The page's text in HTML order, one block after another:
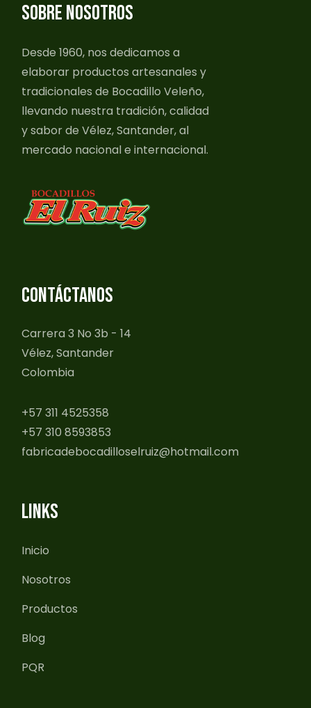
SOBRE NOSOTROS
Desde 1960, nos dedicamos a
elaborar productos artesanales y
tradicionales de Bocadillo Veleño,
llevando nuestra tradición, calidad
y sabor de Vélez, Santander, al
mercado nacional e internacional.
CONTÁCTANOS
Carrera 3 No 3b - 14
Vélez, Santander
Colombia
+57 311 4525358
+57 310 8593853
fabricadebocadilloselruiz@hotmail.com
LINKS
Inicio
Nosotros
Productos
Blog
PQR